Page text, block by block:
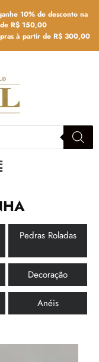
10% de desconto na
R$ 150,00
à partir de R$ 300,00
Pedras Roladas
Decoração
Anéis